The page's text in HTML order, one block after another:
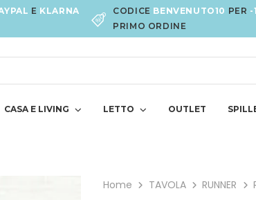
E KLARNA CODICE BENVENUTO10 PER -
PRIMO ORDINE
CASA E LIVING LETTO OUTLET
Home TAVOLA RUNNER